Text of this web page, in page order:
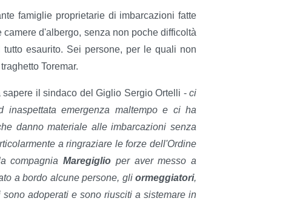
famiglie proprietarie di imbarcazioni fatte
d'albergo, senza non poche difficoltà
esaurito. Sei persone, per le quali non
Toremar.
sapere il sindaco del Giglio Sergio Ortelli -ci
emergenza maltempo e ci ha
danno materiale alle imbarcazioni senza
a ringraziare le forze dell'Ordine
compagnia Maregiglio per aver messo a
a bordo alcune persone, gliormeggiatori,
adoperati e sono riusciti a sistemare in